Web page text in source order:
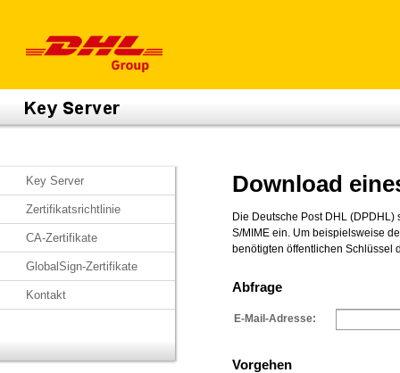
Key Server
Zertifikatsrichtlinie
CA-Zertifikate
GlobalSign-Zertifikate
Kontakt
Download
Die Deutsche Post DHL
S/MIME ein. Um beispielsweise
benötigten öffentlichen Schlüssel
Abfrage
E-Mail-Adresse:
Vorgehen